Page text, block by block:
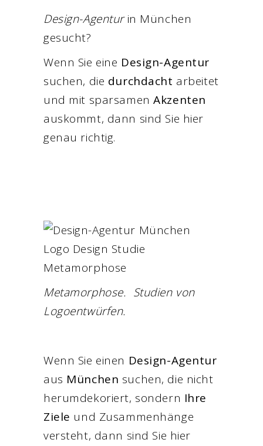
Design-Agenturin München
gesucht?
Wenn Sie eine Design-Agentur
suchen, die durchdacht arbeitet
und mit sparsamenAkzenten
auskommt, dann sind Sie hier
genau richtig.
Metamorphose. Studien von
Logoentwürfen.
Wenn Sie einen Design-Agentur
aus München suchen, die nicht
herumdekoriert, sondern Ihre
Ziele und Zusammenhänge
versteht, dann sind Sie hier